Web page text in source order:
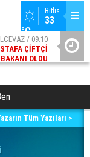
Bitlis
33
°C
/ 09:10
ÇIFTÇI
OLDU
Tüm Yazıları >